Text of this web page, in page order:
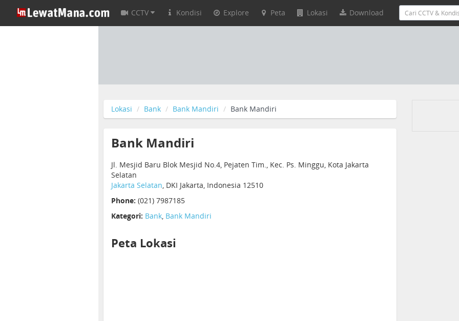
CCTV Kondisi Explore Peta Lokasi Download
Lokasi Bank Bank Mandiri Bank Mandiri
Bank Mandiri
Jl. Mesjid Baru Blok Mesjid No.4, Pejaten Tim., Kec. Ps. Minggu, Kota Jakarta
Selatan
Jakarta Selatan, DKI Jakarta, Indonesia 12510
Phone: (021) 7987185
Kategori: Bank, Bank Mandiri
Peta Lokasi